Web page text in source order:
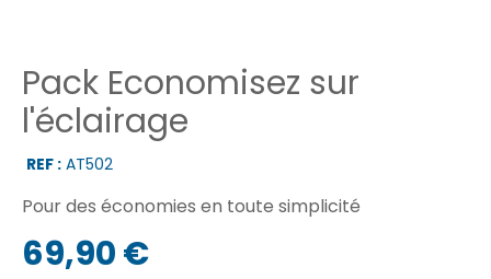
Pack Economisez sur
l'éclairage
REF : AT502
Pour des économies en toute simplicité
69,90 €